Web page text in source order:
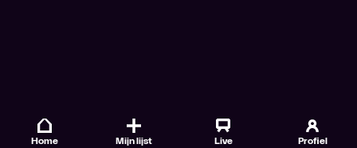
Home Mijn lijst Live Profiel